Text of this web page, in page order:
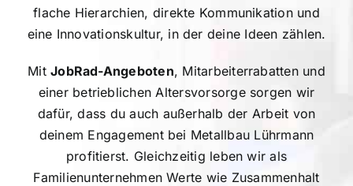
flache Hierarchien, direkte Kommunikation und
eine Innovationskultur, in der deine Ideen zählen.
MitJobRad-Angeboten, Mitarbeiterrabatten und
einer betrieblichen Altersvorsorge sorgen wir
dafür, dass du auch außerhalb der Arbeit von
deinem Engagement bei Metallbau Lührmann
profitierst. Gleichzeitig leben wir als
Familienunternehmen Werte wie Zusammenhalt